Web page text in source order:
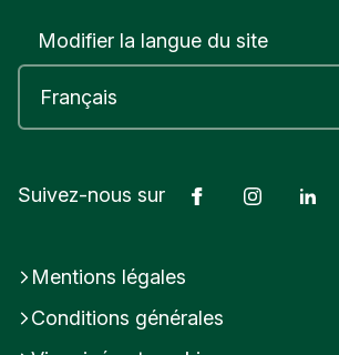
Modifier la langue du site
Suivez-nous sur FacebookInstagram
Mentions légales
Conditions générales